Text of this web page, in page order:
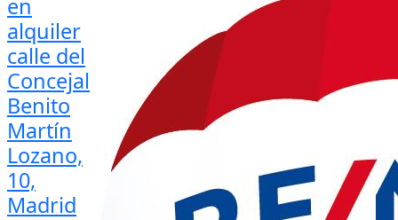
en
alquiler
calle del
Concejal
Benito
Martín
Lozano,
10,
Madrid